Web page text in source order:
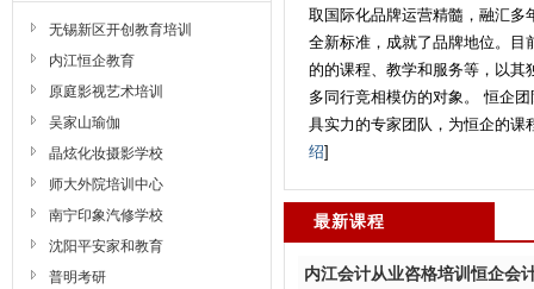
无锡新区开创教育培训
内江恒企教育
原庭影视艺术培训
吴家山瑜伽
晶炫化妆摄影学校
师大外院培训中心
南宁印象汽修学校
沈阳平安家和教育
普明考研
取国际化品牌运营精髓，融汇多
全新标准，成就了品牌地位。目
的的课程、教学和服务等，以其
多同行竞相模仿的对象。 恒企
具实力的专家团队，为恒企的
绍]
最新课程
内江会计从业咨格培训恒企会